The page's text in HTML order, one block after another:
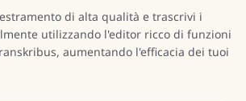
di alta qualità e trascrivi i
utilizzando l'editor ricco di funzioni
aumentando l'efficacia dei tuoi